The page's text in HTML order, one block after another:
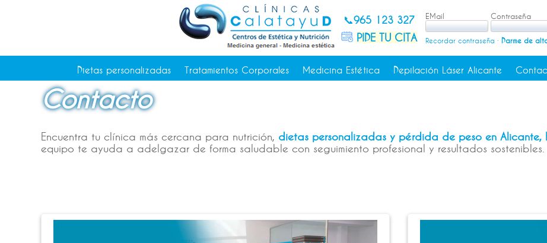
📞965 123 327
PIDE TU CITA
EMail Contraseña
Recordar contraseña · Darme de
Dietas personalizadas Tratamientos Corporales Medicina Estética Depilación Láser Alicante
Consejos de salud
Contacto
Encuentra tu clínica más cercana para nutrición, dietas personalizadas y pérdida de peso en Alicante,
equipo te ayuda a adelgazar de forma saludable con seguimiento profesional y resultados sostenibles.